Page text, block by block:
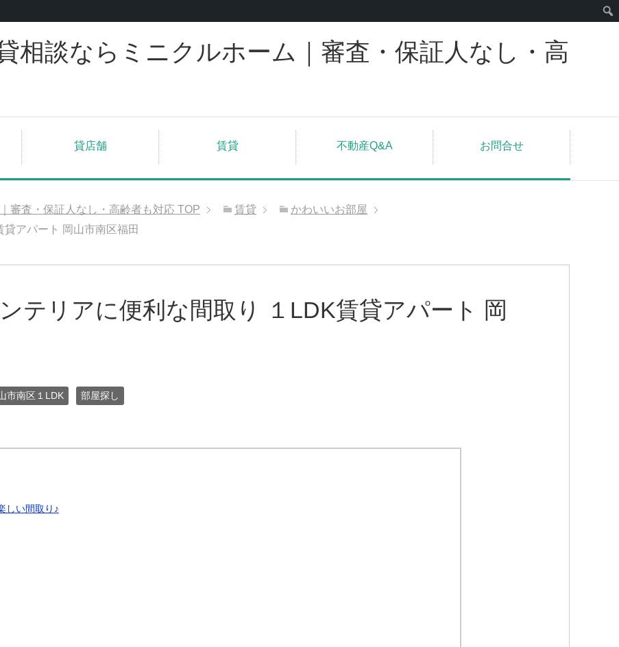
相談ならミニクルホーム｜審査・保証人なし・高
貸店舗 賃貸 不動産Q&A お問合せ
審査・保証人なし・高齢者も対応 TOP 賃貸
かわいいお部屋
アパート 岡山市南区福田
テリアに便利な間取り １LDK賃貸アパート 岡
市南区１LDK 部屋探し
しい間取り♪